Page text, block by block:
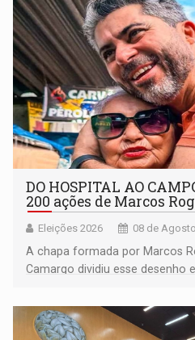
DO HOSPITAL AO
200 ações de Marcos
Eleições 2026 08 de
A chapa formada por Marcos
Camargo dividiu esse desenho